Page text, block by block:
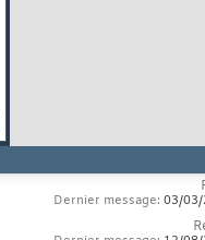
Dernier message: 03/03/